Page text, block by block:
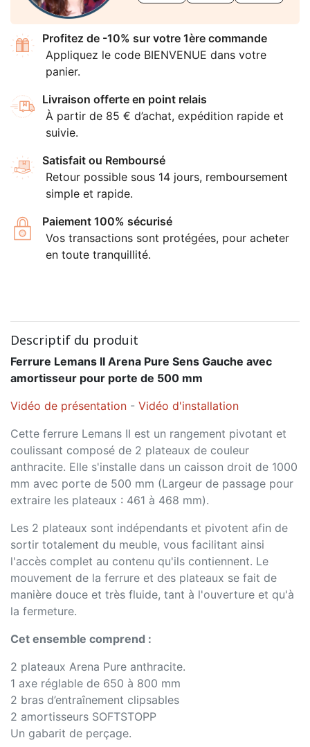
Profitez de -10% sur votre 1ère commande
Appliquez le code BIENVENUE dans votre
panier.
Livraison offerte en point relais
À partir de 85 € d’achat, expédition rapide et
suivie.
Satisfait ou Remboursé
Retour possible sous 14 jours, remboursement
simple et rapide.
Paiement 100% sécurisé
Vos transactions sont protégées, pour acheter
en toute tranquillité.
Descriptif du produit
Ferrure Lemans II Arena Pure Sens Gauche avec
amortisseur pour porte de 500 mm
Vidéo de présentation - Vidéo d'installation
Cette ferrure Lemans II est un rangement pivotant et
coulissant composé de 2 plateaux de couleur
anthracite. Elle s'installe dans un caisson droit de 1000
mm avec porte de 500 mm (Largeur de passage pour
extraire les plateaux : 461 à 468 mm).
Les 2 plateaux sont indépendants et pivotent afin de
sortir totalement du meuble, vous facilitant ainsi
l'accès complet au contenu qu'ils contiennent. Le
mouvement de la ferrure et des plateaux se fait de
manière douce et très fluide, tant à l'ouverture et qu'à
la fermeture.
Cet ensemble comprend :
2 plateaux Arena Pure anthracite.
1 axe réglable de 650 à 800 mm
2 bras d’entraînement clipsables
2 amortisseurs SOFTSTOPP
Un gabarit de perçage.